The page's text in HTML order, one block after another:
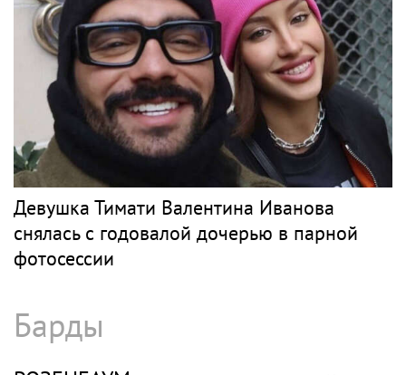
Григорий Лепс отменил концерты в Крыму
Рэп
МОРГЕНШТЕРН Классика